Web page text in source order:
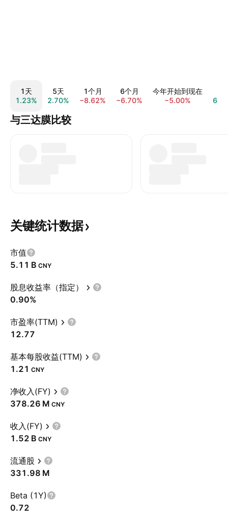
1天
1.23%
5天
2.70%
1个月
−8.62%
6个月
−6.70%
今年开始到现在
−5.00%
与三达膜比较
关键统计数据
市值
‪5.11 B‬ CNY
股息收益率（指定）
0.90%
市盈率(TTM)
12.77
基本每股收益(TTM)
1.21 CNY
净收入(FY)
‪378.26 M‬ CNY
收入(FY)
‪1.52 B‬ CNY
流通股
‪331.98 M‬
Beta (1Y)
0.72